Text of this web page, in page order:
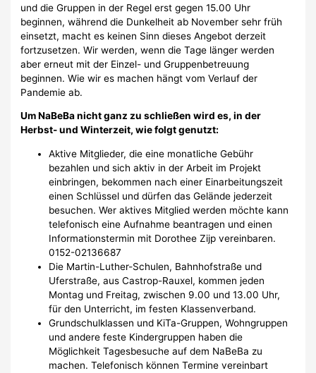
und die Gruppen in der Regel erst gegen 15.00 Uhr
beginnen, während die Dunkelheit ab November sehr früh
einsetzt, macht es keinen Sinn dieses Angebot derzeit
fortzusetzen. Wir werden, wenn die Tage länger werden
aber erneut mit der Einzel- und Gruppenbetreuung
beginnen. Wie wir es machen hängt vom Verlauf der
Pandemie ab.
Um NaBeBa nicht ganz zu schließen wird es, in der
Herbst- und Winterzeit, wie folgt genutzt:
Aktive Mitglieder, die eine monatliche Gebühr
bezahlen und sich aktiv in der Arbeit im Projekt
einbringen, bekommen nach einer Einarbeitungszeit
einen Schlüssel und dürfen das Gelände jederzeit
besuchen. Wer aktives Mitglied werden möchte kann
telefonisch eine Aufnahme beantragen und einen
Informationstermin mit Dorothee Zijp vereinbaren.
0152-02136687
Die Martin-Luther-Schulen, Bahnhofstraße und
Uferstraße, aus Castrop-Rauxel, kommen jeden
Montag und Freitag, zwischen 9.00 und 13.00 Uhr,
für den Unterricht, im festen Klassenverband.
Grundschulklassen und KiTa-Gruppen, Wohngruppen
und andere feste Kindergruppen haben die
Möglichkeit Tagesbesuche auf dem NaBeBa zu
machen. Telefonisch können Termine vereinbart